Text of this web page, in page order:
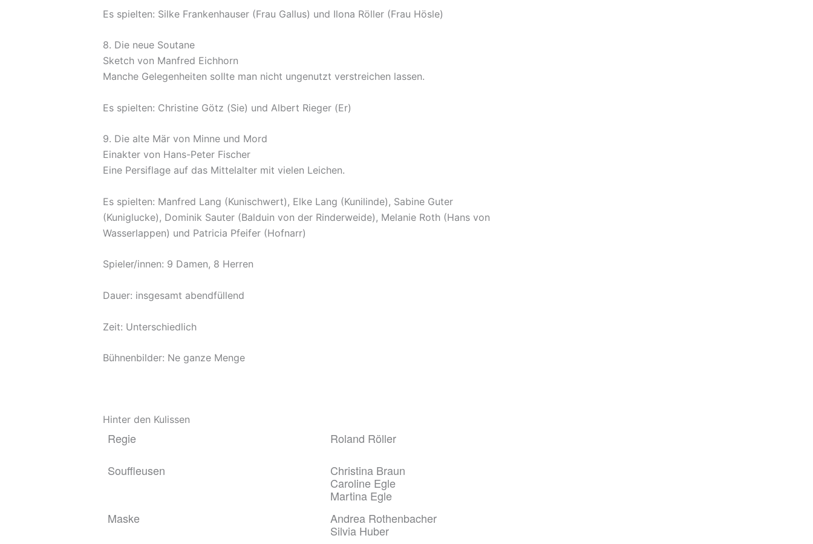
Es spielten: Silke Frankenhauser (Frau Gallus) und Ilona Röller (Frau Hösle)
8. Die neue Soutane
Sketch von Manfred Eichhorn
Manche Gelegenheiten sollte man nicht ungenutzt verstreichen lassen.
Es spielten: Christine Götz (Sie) und Albert Rieger (Er)
9. Die alte Mär von Minne und Mord
Einakter von Hans-Peter Fischer
Eine Persiflage auf das Mittelalter mit vielen Leichen.
Es spielten: Manfred Lang (Kunischwert), Elke Lang (Kunilinde), Sabine Guter
(Kuniglucke), Dominik Sauter (Balduin von der Rinderweide), Melanie Roth (Hans von
Wasserlappen) und Patricia Pfeifer (Hofnarr)
Spieler/innen: 9 Damen, 8 Herren
Dauer: insgesamt abendfüllend
Zeit: Unterschiedlich
Bühnenbilder: Ne ganze Menge
Hinter den Kulissen
Regie Roland Röller
Souffleusen
Christina Braun
Caroline Egle
Martina Egle
Maske
Andrea Rothenbacher
Silvia Huber